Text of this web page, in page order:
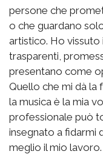
persone che
o che guardano
artistico. Ho vissuto
trasparenti,
presentano come
Quello che mi dà la
la musica è la mia
professionale può
insegnato a fidarmi
meglio il mio